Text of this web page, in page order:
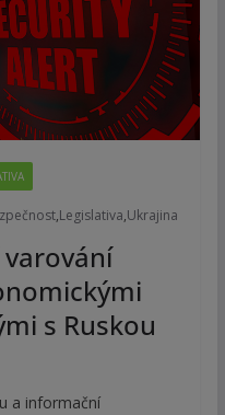
,Legislativa,Ukrajina
varování
s Ruskou
a informační